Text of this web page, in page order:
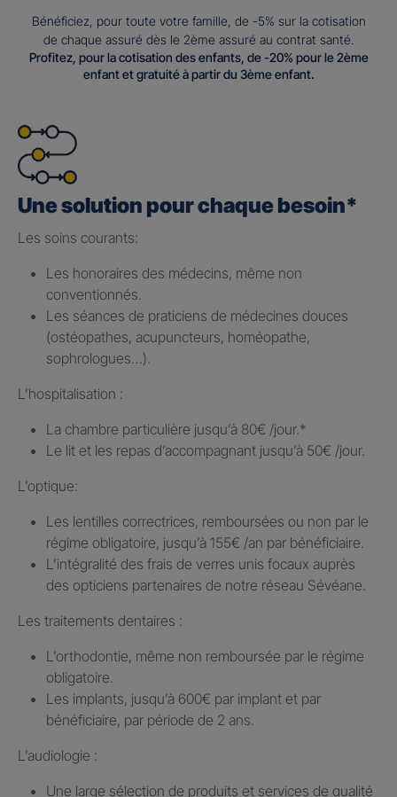
Bénéficiez, pour toute votre famille, de -5% sur la cotisation
de chaque assuré dès le 2ème assuré au contrat santé.
Profitez, pour la cotisation des enfants, de -20% pour le 2ème
enfant et gratuité à partir du 3ème enfant.
Une solution pour chaque besoin*
Les soins courants: ​
Les honoraires des médecins, même non
conventionnés.​
Les séances de praticiens de médecines douces
(ostéopathes, acupuncteurs, homéopathe,
sophrologues…).​
L’hospitalisation : ​
La chambre particulière jusqu’à 80€ /jour.​*
Le lit et les repas d’accompagnant jusqu’à 50€ /jour.​
L’optique:
Les lentilles correctrices, remboursées ou non par le
régime obligatoire, jusqu’à 155€ /an par bénéficiaire.​
L’intégralité des frais de verres unis focaux auprès
des opticiens partenaires de notre réseau Sévéane.​
Les traitements dentaires : ​
L’orthodontie, même non remboursée par le régime
obligatoire.​
Les implants, jusqu’à 600€ par implant et par
bénéficiaire, par période de 2 ans.
L’audiologie :
Une large sélection de produits et services de qualité